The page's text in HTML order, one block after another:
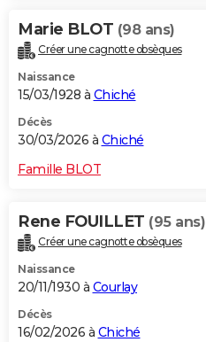
Marie BLOT (98 ans)
Créer une cagnotte obsèques
Naissance
15/03/1928 à Chiché
Décès
30/03/2026 à Chiché
Famille BLOT
Rene FOUILLET (95 ans)
Créer une cagnotte obsèques
Naissance
20/11/1930 à Courlay
Décès
16/02/2026 à Chiché